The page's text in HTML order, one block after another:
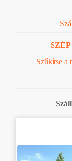
SZÉP
Szűkítse a